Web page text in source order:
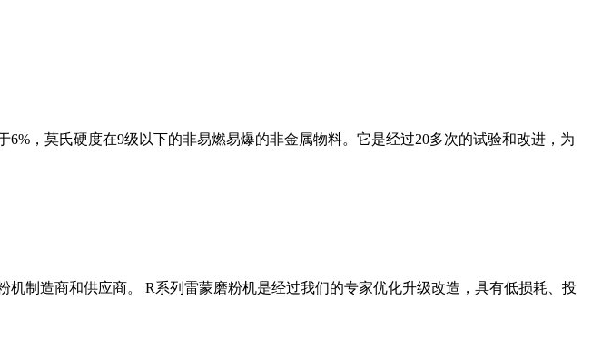
，莫氏硬度在9级以下的非易燃易爆的非金属物料。它是经过20多次的试验和改进，为
制造商和供应商。 R系列雷蒙磨粉机是经过我们的专家优化升级改造，具有低损耗、投